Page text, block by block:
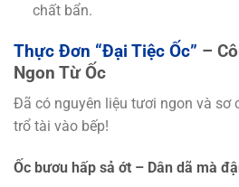
chất bẩn.
Thực Đơn “Đại Tiệc Ốc” –
Ngon Từ Ốc
Đã có nguyên liệu tươi ngon và sơ
trổ tài vào bếp!
Ốc bươu hấp sả ớt – Dân dã mà